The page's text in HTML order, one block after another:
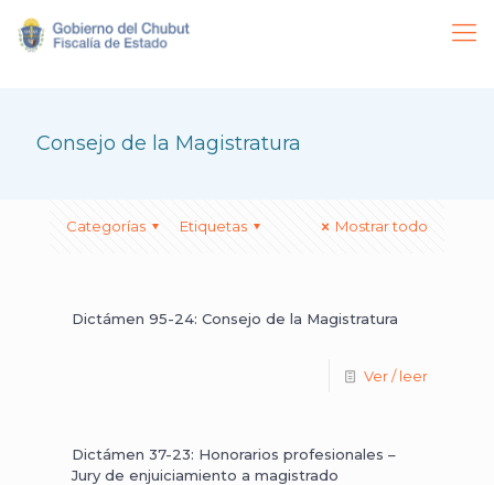
Consejo de la Magistratura
Categorías Etiquetas Mostrar todo
Dictámen 95-24: Consejo de la Magistratura
Ver / leer
Dictámen 37-23: Honorarios profesionales –
Jury de enjuiciamiento a magistrado